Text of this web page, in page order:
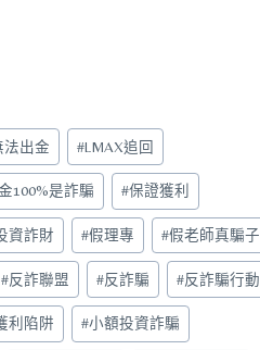
法出金 #LMAX追回
100%是詐騙 #保證獲利
資詐財 #假理專 #假老師真騙子
#反詐聯盟 #反詐騙 #反詐騙行動
利陷阱 #小額投資詐騙